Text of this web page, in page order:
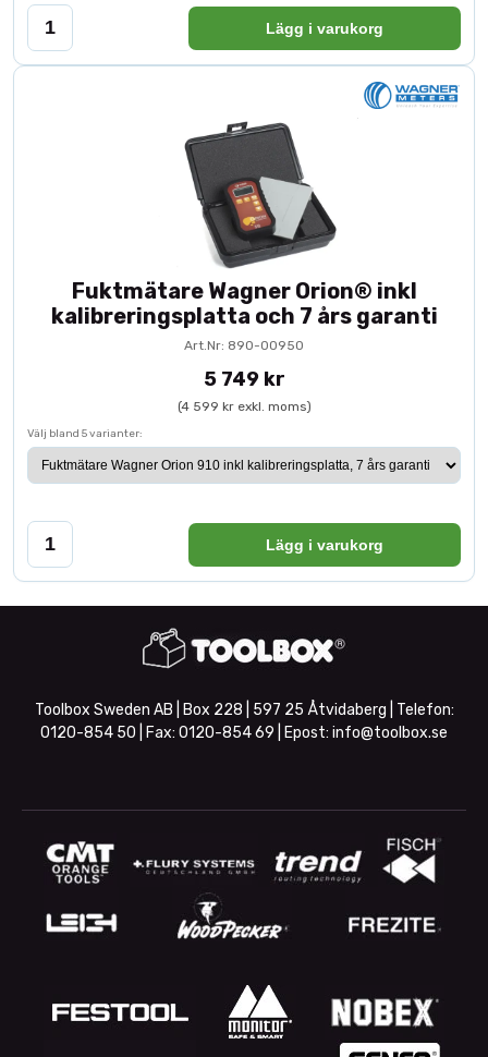
Lägg i varukorg
Fuktmätare Wagner Orion® inkl
kalibreringsplatta och 7 års garanti
Art.Nr: 890-00950
5 749 kr
(4 599 kr exkl. moms)
Välj bland 5 varianter:
Lägg i varukorg
Toolbox Sweden AB | Box 228 | 597 25 Åtvidaberg | Telefon:
0120-854 50 | Fax: 0120-854 69 | Epost: info@toolbox.se